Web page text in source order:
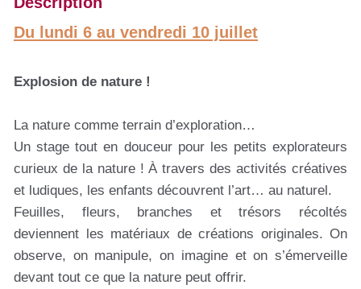
Du lundi 6 au vendredi 10 juillet
Explosion de nature !
La nature comme terrain d’exploration…
Un stage tout en douceur pour les petits explorateurs
curieux de la nature ! À travers des activités créatives
et ludiques, les enfants découvrent l’art… au naturel.
Feuilles, fleurs, branches et trésors récoltés
deviennent les matériaux de créations originales. On
observe, on manipule, on imagine et on s’émerveille
devant tout ce que la nature peut offrir.